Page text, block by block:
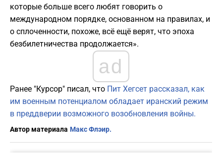
которые больше всего любят говорить о
международном порядке, основанном на правилах, и
о сплоченности, похоже, всё ещё верят, что эпоха
безбилетничества продолжается».
ad
Ранее "Курсор" писал, что Пит Хегсет рассказал, как
им военным потенциалом обладает иранский режим
в преддверии возможного возобновления войны.
Автор материала Макс Флэир.